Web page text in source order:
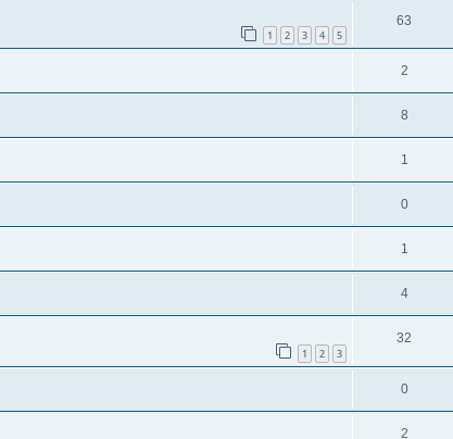
1 2 3 4 5
63
2
8
1
0
1
4
1 2 3
32
0
2